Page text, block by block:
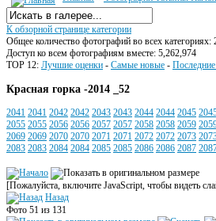
К обзорной странице категории
Общее количество фотографий во всех категориях:
Доступ ко всем фотографиям вместе: 5,262,974
TOP 12: Лучшие оценки - Самые новые -
Красная горка -2014 _52
2041 2041 2042 2042 2043 2043 2044 2044 2045
2055 2055 2056 2056 2057 2057 2058 2058 2059
2069 2069 2070 2070 2071 2071 2072 2072 2073
2083 2083 2084 2084 2085 2085 2086 2086 2087
[Пожалуйста, включите JavaScript, чтобы видеть
Назад
Фото 51 из 131